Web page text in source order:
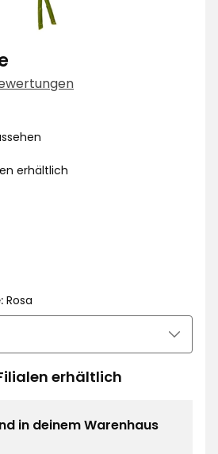
erhältlich
Rosa
erhältlich
in deinem Warenhaus